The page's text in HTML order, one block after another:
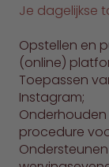
Je dagelijkse
Opstellen en
(online)
Toepassen
Instagram;
procedure